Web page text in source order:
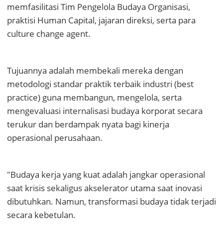
memfasilitasi Tim Pengelola Budaya Organisasi,
praktisi Human Capital, jajaran direksi, serta para
culture change agent.
Tujuannya adalah membekali mereka dengan
metodologi standar praktik terbaik industri (best
practice) guna membangun, mengelola, serta
mengevaluasi internalisasi budaya korporat secara
terukur dan berdampak nyata bagi kinerja
operasional perusahaan.
"Budaya kerja yang kuat adalah jangkar operasional
saat krisis sekaligus akselerator utama saat inovasi
dibutuhkan. Namun, transformasi budaya tidak terjadi
secara kebetulan.